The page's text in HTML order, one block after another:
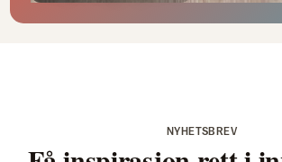
NYHETSBREV